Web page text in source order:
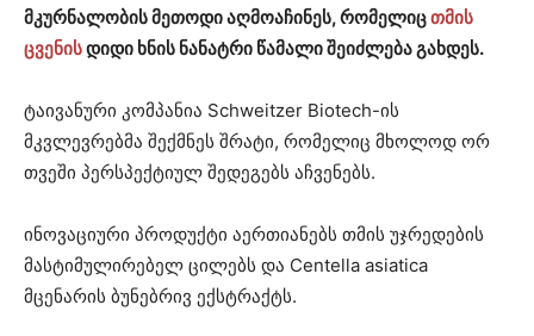
მკურნალობის მეთოდი აღმოაჩინეს, რომელიცთმის
ცვენისდიდი ხნის ნანატრი წამალი შეიძლება გახდეს.
ტაივანური კომპანია Schweitzer Biotech-ის
მკვლევრებმა შექმნეს შრატი, რომელიც მხოლოდ ორ
თვეში პერსპექტიულ შედეგებს აჩვენებს.
ინოვაციური პროდუქტი აერთიანებს თმის უჯრედების
მასტიმულირებელ ცილებს და Centella asiatica
მცენარის ბუნებრივ ექსტრაქტს.